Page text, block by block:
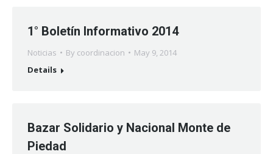
1° Boletín Informativo 2014
Noticias By coordinacion
May 9, 2014
Details
Bazar Solidario y Nacional Monte de
Piedad